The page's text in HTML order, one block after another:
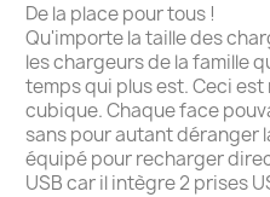
De la place pour tous !
Qu'importe la taille des
les chargeurs de la famille
temps qui plus est. Ceci
cubique. Chaque face
sans pour autant déranger
équipé pour recharger
USB car il intègre 2 prises